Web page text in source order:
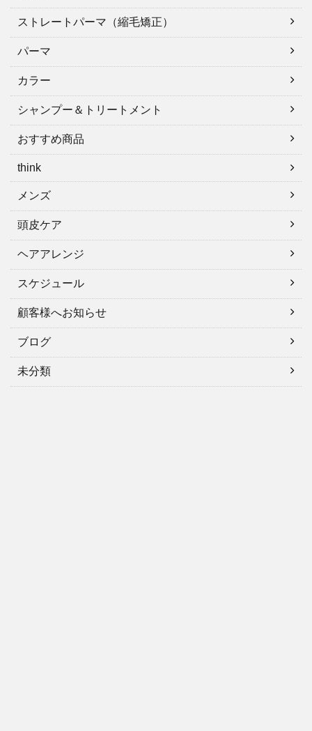
ストレートパーマ（縮毛矯正）
パーマ
カラー
シャンプー＆トリートメント
おすすめ商品
think
メンズ
頭皮ケア
ヘアアレンジ
スケジュール
顧客様へお知らせ
ブログ
未分類